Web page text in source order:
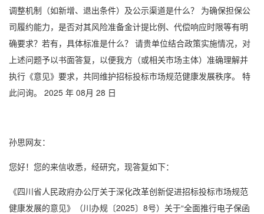
调整机制（如新增、退出条件）及公示渠道是什么？ 为确保担保公
司履约能力，是否对其风险准备金计提比例、代偿响应时限等有明
确要求？若有，具体标准是什么？ 请贵单位结合政策实施情况，对
上述问题予以书面答复，以便我方（或相关市场主体）准确理解并
执行《意见》要求，共同维护招标投标市场规范健康发展秩序。 特
此问询。 2025 年 08月 28 日
孙思网友：
您好！您的来信收悉，经研究，现答复如下：
《四川省人民政府办公厅关于深化改革创新促进招标投标市场规范
健康发展的意见》（川办规〔2025〕8号）关于“全面推行电子保函